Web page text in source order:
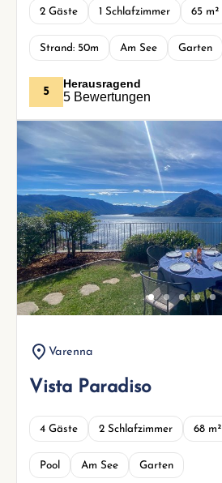
2 Gäste 1 Schlafzimmer 65 m²
Strand: 50m Am See Garten
5
Herausragend
5 Bewertungen
Varenna
Vista Paradiso
4 Gäste 2 Schlafzimmer 68 m²
Pool Am See Garten